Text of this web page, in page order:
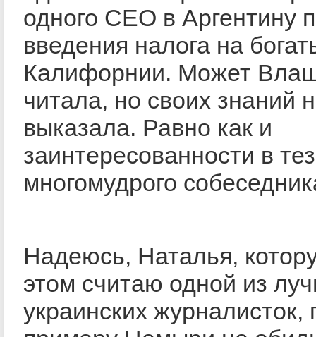
одного СЕО в Аргентину
введения налога на
Калифорнии. Может
читала, но своих знаний
выказала. Равно как и
заинтересованности в
многомудрого
Надеюсь, Наталья,
этом считаю одной из
украинских журналисток,